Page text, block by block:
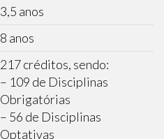
3,5 anos
8 anos
217 créditos, sendo:
– 109 de Disciplinas
Obrigatórias
– 56 de Disciplinas
Optativas